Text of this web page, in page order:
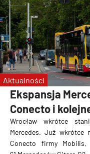
Ekspansja
Conecto i
Wrocław wkrótce
Mercedes. Już wkrótce
Conecto firmy Mobilis,
Aktualności